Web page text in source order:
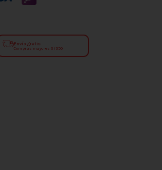
Envío gratis
Compras mayores S/350